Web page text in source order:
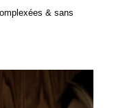
& sans